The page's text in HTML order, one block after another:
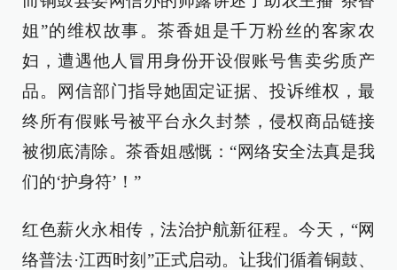
姐”的维权故事。茶香姐是千万粉丝的客家农
妇，遭遇他人冒用身份开设假账号售卖劣质产
品。网信部门指导她固定证据、投诉维权，最
终所有假账号被平台永久封禁，侵权商品链接
被彻底清除。茶香姐感慨：“网络安全法真是我
们的‘护身符’！”
红色薪火永相传，法治护航新征程。今天，“网
络普法·江西时刻”正式启动。让我们循着铜鼓、